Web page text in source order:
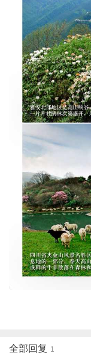
全部回复 1